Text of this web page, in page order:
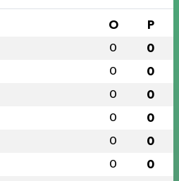
O P
0 0
0 0
0 0
0 0
0 0
0 0